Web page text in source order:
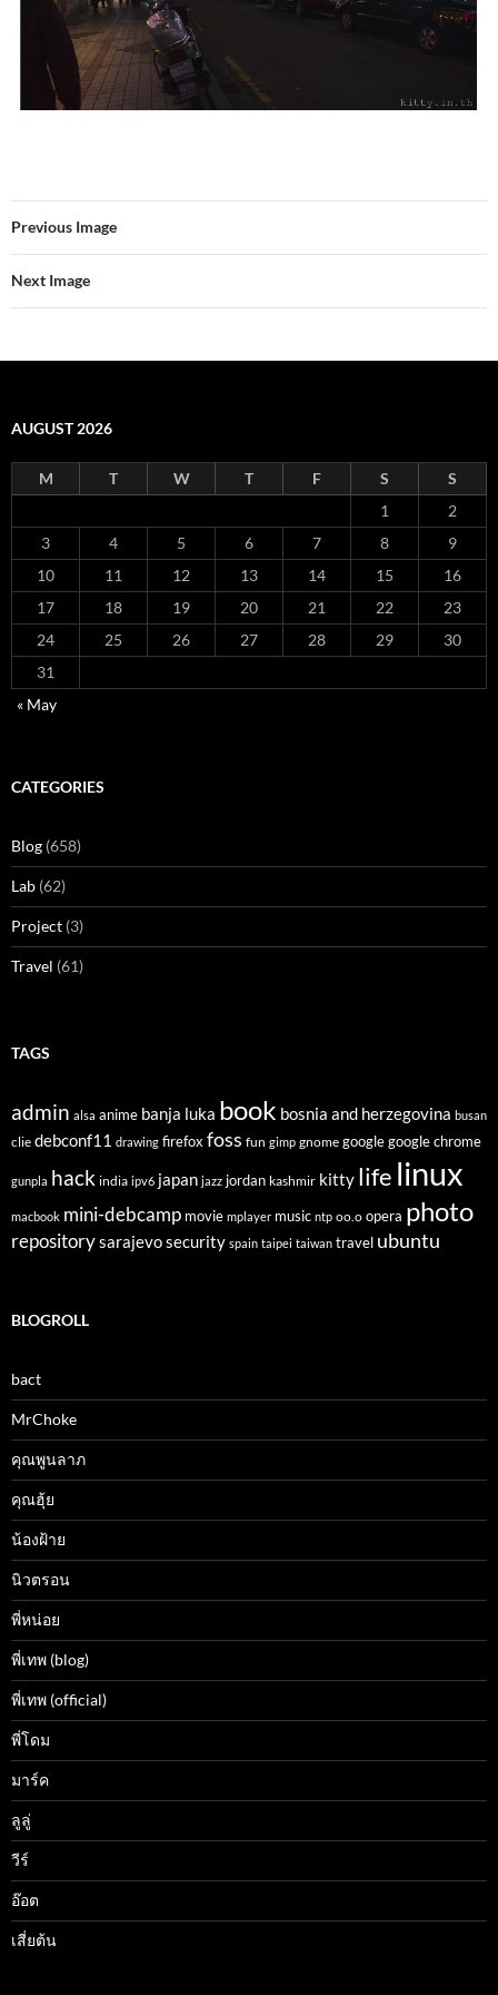
Previous Image
Next Image
AUGUST 2026
M T W T F S
S
1
2
3
4 5 6 7 8
9
10
11 12 13 14 15
16
17
18 19 20 21 22
23
24
25 26 27 28 29
30
31
« May
CATEGORIES
Blog (658)
Lab (62)
Project (3)
Travel (61)
TAGS
admin alsa anime banja luka book bosnia and herzegovina busan
clie debconf11 drawing firefox foss fun gimp gnome google google chrome
gunpla hack india ipv6 japan jazz jordan kashmir kitty life linux
macbook mini-debcamp movie mplayer music ntp oo.o opera photo
repositorysarajevosecurity spain taipei taiwan travel ubuntu
BLOGROLL
bact
MrChoke
คุณพูนลาภ
คุณฮุ้ย
น้องฝ้าย
นิวตรอน
พี่หน่อย
พี่เทพ (blog)
พี่เทพ (official)
พี่โดม
มาร์ค
ลูลู่
วีร์
อ๊อต
เสี่ยต้น